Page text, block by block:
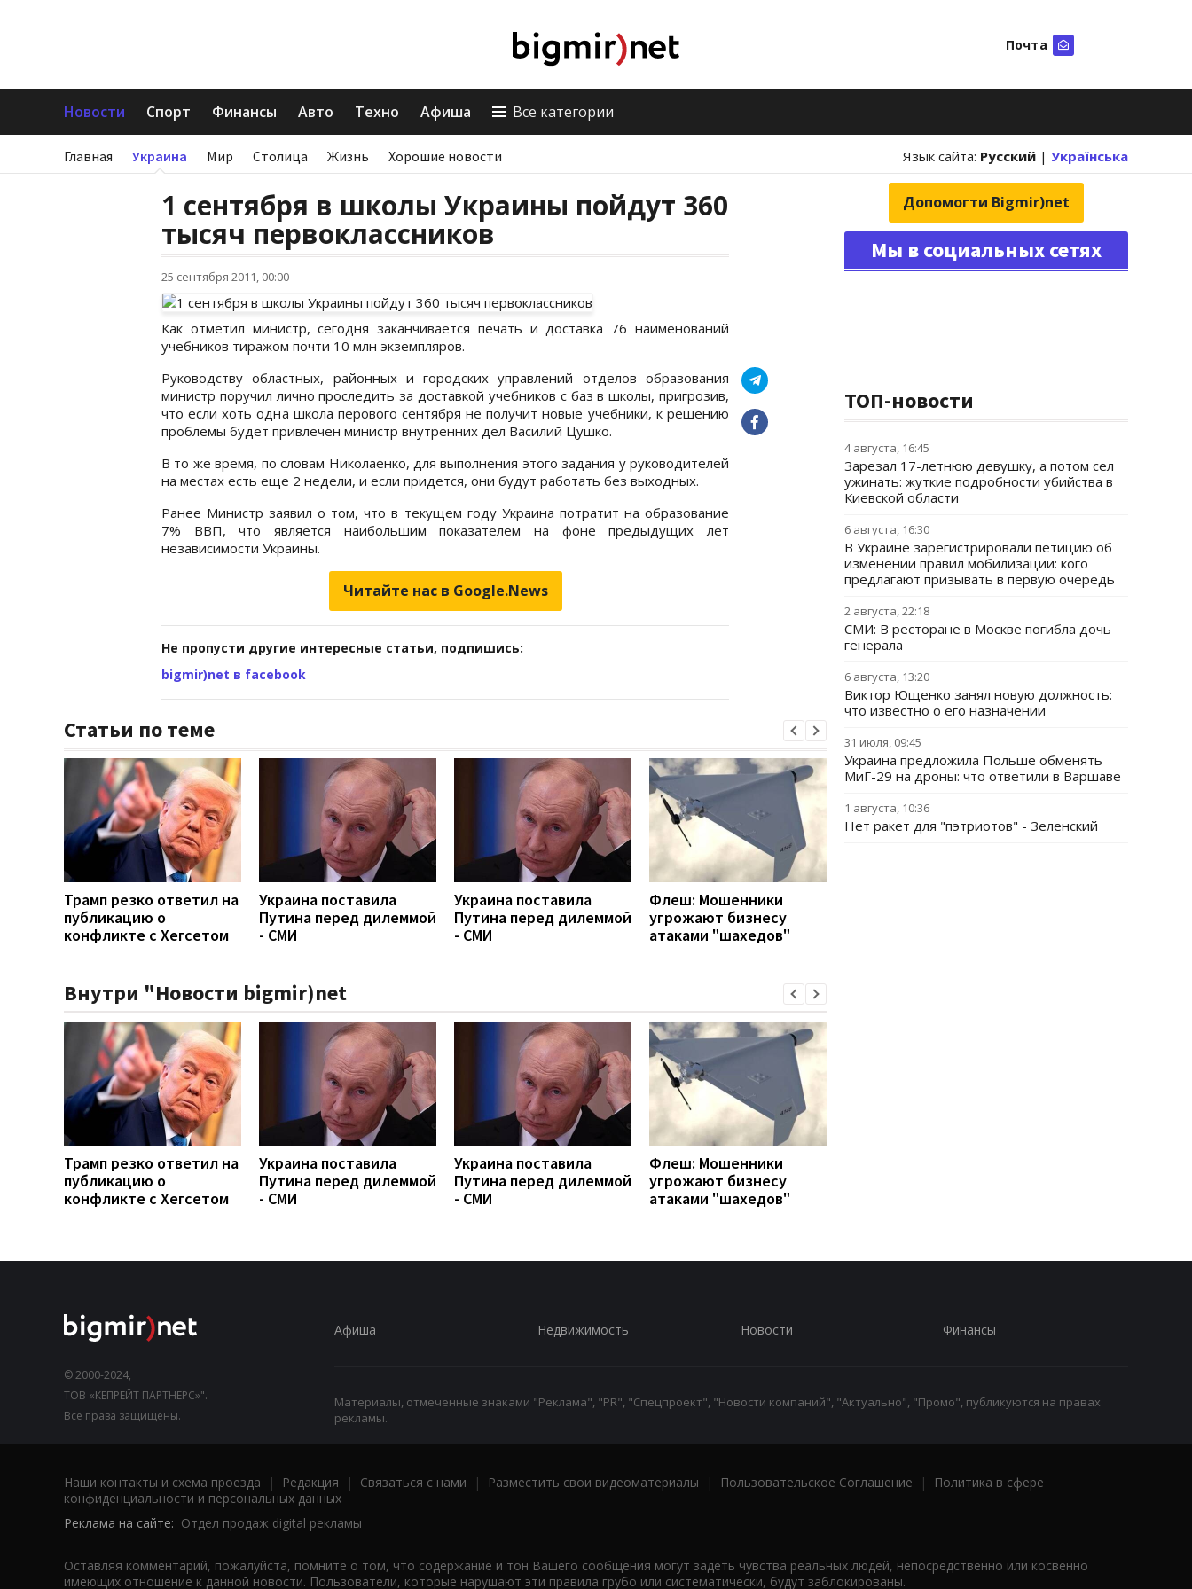
Почта
Новости Спорт Финансы Авто Техно Афиша Все категории
Главная Украина Мир Столица Жизнь Хорошие новости Язык сайта: Русский | Українська
1 сентября в школы Украины пойдут 360
тысяч первоклассников
25 сентября 2011, 00:00
Как отметил министр, сегодня заканчивается печать и доставка 76 наименований
учебников тиражом почти 10 млн экземпляров.
Руководству областных, районных и городских управлений отделов образования
министр поручил лично проследить за доставкой учебников с баз в школы, пригрозив,
что если хоть одна школа перового сентября не получит новые учебники, к решению
проблемы будет привлечен министр внутренних дел Василий Цушко.
В то же время, по словам Николаенко, для выполнения этого задания у руководителей
на местах есть еще 2 недели, и если придется, они будут работать без выходных.
Ранее Министр заявил о том, что в текущем году Украина потратит на образование
7% ВВП, что является наибольшим показателем на фоне предыдущих лет
независимости Украины.
Читайте нас в Google.News
Не пропусти другие интересные статьи, подпишись:
bigmir)net в facebook
Статьи по теме
Трамп резко ответил на
публикацию о
конфликте с Хегсетом
Украина поставила
Путина перед дилеммой
- СМИ
Украина поставила
Путина перед дилеммой
- СМИ
Флеш: Мошенники
угрожают бизнесу
атаками "шахедов"
Внутри "Новости bigmir)net
Трамп резко ответил на
публикацию о
конфликте с Хегсетом
Украина поставила
Путина перед дилеммой
- СМИ
Украина поставила
Путина перед дилеммой
- СМИ
Флеш: Мошенники
угрожают бизнесу
атаками "шахедов"
Допомогти Bigmir)net
Мы в социальных сетях
ТОП-новости
4 августа, 16:45
Зарезал 17-летнюю девушку, а потом сел
ужинать: жуткие подробности убийства в
Киевской области
6 августа, 16:30
В Украине зарегистрировали петицию об
изменении правил мобилизации: кого
предлагают призывать в первую очередь
2 августа, 22:18
СМИ: В ресторане в Москве погибла дочь
генерала
6 августа, 13:20
Виктор Ющенко занял новую должность:
что известно о его назначении
31 июля, 09:45
Украина предложила Польше обменять
МиГ-29 на дроны: что ответили в Варшаве
1 августа, 10:36
Нет ракет для "пэтриотов" - Зеленский
© 2000-2024,
ТОВ «КЕПРЕЙТ ПАРТНЕРС»".
Все права защищены.
Афиша Недвижимость Новости Финансы
Материалы, отмеченные знаками "Реклама", "PR", "Спецпроект", "Новости компаний", "Актуально", "Промо", публикуются на правах
рекламы.
Наши контакты и схема проезда | Редакция | Связаться с нами | Разместить свои видеоматериалы | Пользовательское Соглашение |
Политика в сфере
конфиденциальности и персональных данных
Реклама на сайте: Отдел продаж digital рекламы
Оставляя комментарий, пожалуйста, помните о том, что содержание и тон Вашего сообщения могут задеть чувства реальных людей, непосредственно или косвенно
имеющих отношение к данной новости. Пользователи, которые нарушают эти правила грубо или систематически, будут заблокированы.